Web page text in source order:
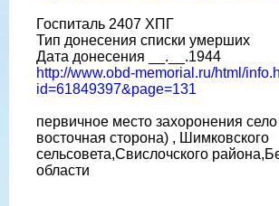
Госпиталь 2407 ХПГ
Тип донесения списки умерших
Дата донесения __.__.1944
http://www.obd-memorial.ru/html/
id=61849397&page=131
первичное место захоронения
восточная сторона) , Шимковского
сельсовета,Свислочского
области